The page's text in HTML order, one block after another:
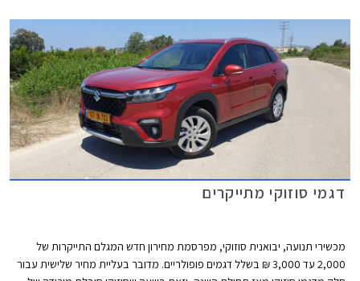
דגמי סוזוקי מתייקרים
מכשירי תנועה, יבואנית סוזוקי, מפרסמת מחירון חדש המגלם התייקרות של
2,000 עד 3,000 ₪ בשלל דגמים פופולריים. מדובר בעליית מחיר שלישית עבור